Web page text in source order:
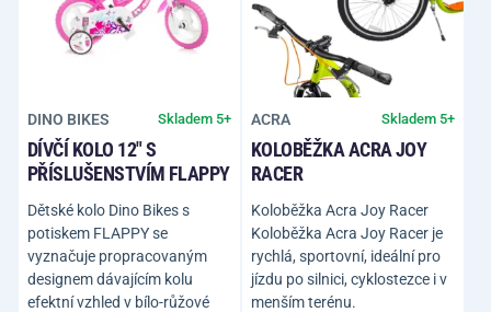
DINO BIKES Skladem 5+
DÍVČÍ KOLO 12" S
PŘÍSLUŠENSTVÍM FLAPPY
Dětské kolo Dino Bikes s
potiskem FLAPPY se
vyznačuje propracovaným
designem dávajícím kolu
efektní vzhled v bílo-růžové
ACRA Skladem 5+
KOLOBĚŽKA ACRA JOY
RACER
Koloběžka Acra Joy Racer
Koloběžka Acra Joy Racer je
rychlá, sportovní, ideální pro
jízdu po silnici, cyklostezce i v
menším terénu.